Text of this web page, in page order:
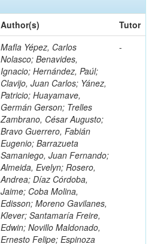
Author(s)
Tutor
Mafla Yépez, Carlos
Nolasco; Benavides,
Ignacio; Hernández, Paúl;
Clavijo, Juan Carlos; Yánez,
Patricio; Huayamave,
Germán Gerson; Trelles
Zambrano, César Augusto;
Bravo Guerrero, Fabián
Eugenio; Barrazueta
Samaniego, Juan Fernando;
Almeida, Evelyn; Rosero,
Andrea; Díaz Córdoba,
Jaime; Coba Molina,
Edisson; Moreno Gavilanes,
Klever; Santamaría Freire,
Edwin; Novillo Maldonado,
Ernesto Felipe; Espinoza
-